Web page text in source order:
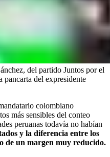
del partido Juntos por el
pancarta del expresidente
colombiano
más sensibles del conteo
peruanas todavía no habían
y la diferencia entre los
de un margen muy reducido.